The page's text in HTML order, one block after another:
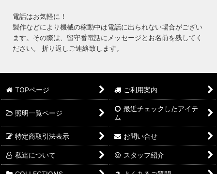
電話はお気軽に！
製作などにより機械の稼動中は電話に出られない場合がござい
ます。その際は、留守番電話にメッセージとお名前を残してく
ださい。 折り返しご連絡致します。
TOPページ ご利用案内
照明一覧ページ
最近チェックしたアイテ
ム
特定商取引法表示 お問い合せ
私達について スタッフ紹介